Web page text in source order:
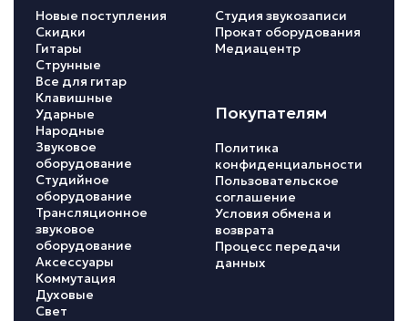
Новые поступления
Скидки
Гитары
Струнные
Все для гитар
Клавишные
Ударные
Народные
Звуковое
оборудование
Студийное
оборудование
Трансляционное
звуковое
оборудование
Аксессуары
Коммутация
Духовые
Свет
Студия звукозаписи
Прокат оборудования
Медиацентр
Покупателям
Политика
конфиденциальности
Пользовательское
соглашение
Условия обмена и
возврата
Процесс передачи
данных